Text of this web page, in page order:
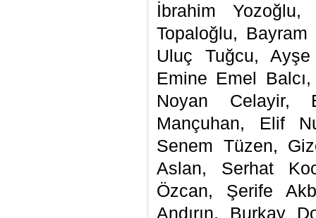
İbrahim
Topaloğlu,
Uluç Tuğcu,
Emine Emel
Noyan Celayir,
Mançuhan, Elif
Senem Tüzen,
Aslan, Serhat
Özcan, Şerife
Andırın, Burkay